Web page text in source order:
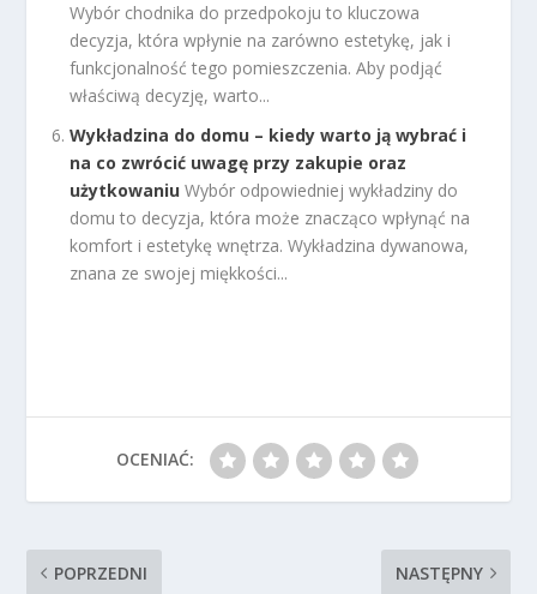
Wybór chodnika do przedpokoju to kluczowa
decyzja, która wpłynie na zarówno estetykę, jak i
funkcjonalność tego pomieszczenia. Aby podjąć
właściwą decyzję, warto...
Wykładzina do domu – kiedy warto ją wybrać i
na co zwrócić uwagę przy zakupie oraz
użytkowaniu Wybór odpowiedniej wykładziny do
domu to decyzja, która może znacząco wpłynąć na
komfort i estetykę wnętrza. Wykładzina dywanowa,
znana ze swojej miękkości...
OCENIAĆ:
POPRZEDNI NASTĘPNY